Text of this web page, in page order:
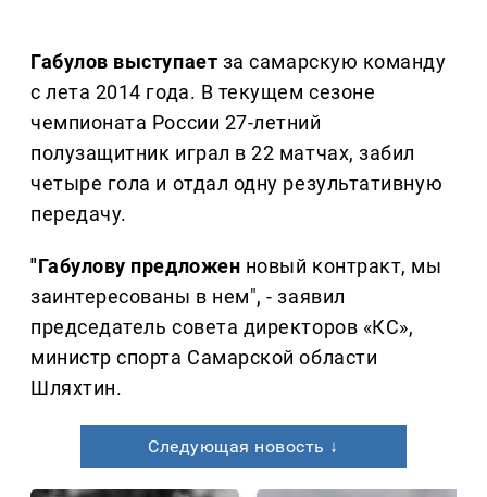
Габулов выступает за самарскую команду
с лета 2014 года. В текущем сезоне
чемпионата России 27-летний
полузащитник играл в 22 матчах, забил
четыре гола и отдал одну результативную
передачу.
"Габулову предложен новый контракт, мы
заинтересованы в нем", - заявил
председатель совета директоров «КС»,
министр спорта Самарской области
Шляхтин.
Следующая новость ↓